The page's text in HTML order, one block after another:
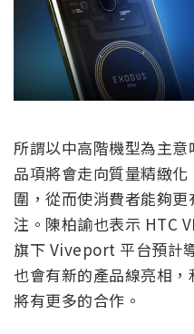
所謂以中高階機型為主
品項將會走向質量精緻
圍，從而使消費者能夠
注。陳柏諭也表示 HTC
旗下 Viveport 平台預計
也會有新的產品線亮相
將有更多的合作。